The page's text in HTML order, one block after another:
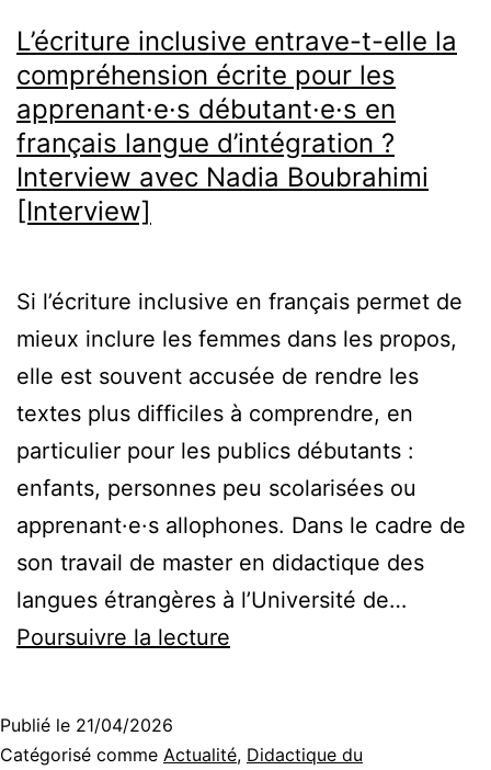
Sara
Winzeler
[Interview,
DE]
L’écriture inclusive entrave-t-elle la
compréhension écrite pour les
apprenant·e·s débutant·e·s en
français langue d’intégration ?
Interview avec Nadia Boubrahimi
[Interview]
Si l’écriture inclusive en français permet de
mieux inclure les femmes dans les propos,
elle est souvent accusée de rendre les
textes plus difficiles à comprendre, en
particulier pour les publics débutants :
enfants, personnes peu scolarisées ou
apprenant·e·s allophones. Dans le cadre de
son travail de master en didactique des
langues étrangères à l’Université de…
Poursuivre la lecture
t-
Publié le 21/04/2026
Catégorisé comme Actualité, Didactique du